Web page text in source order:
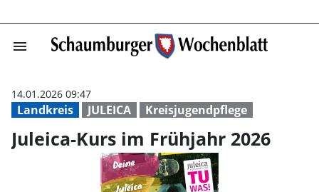
menu Juleica-Kurs im
Landkreis JULEICA Kreisjugendpflege
14.01.2026 09:47
Juleica-Kurs im Frühjahr 2026